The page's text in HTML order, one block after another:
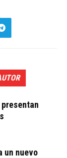
un nuevo